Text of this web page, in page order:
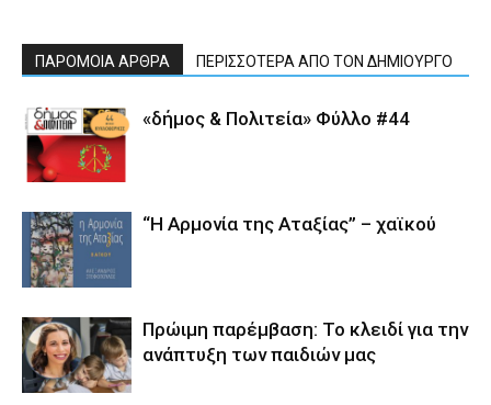
ΠΑΡΟΜΟΙΑ ΑΡΘΡΑ ΠΕΡΙΣΣΟΤΕΡΑ ΑΠΟ ΤΟΝ ΔΗΜΙΟΥΡΓΟ
«δήμος & Πολιτεία» Φύλλο #44
“Η Αρμονία της Αταξίας” – χαϊκού
Πρώιμη παρέμβαση: Το κλειδί για την
ανάπτυξη των παιδιών µας